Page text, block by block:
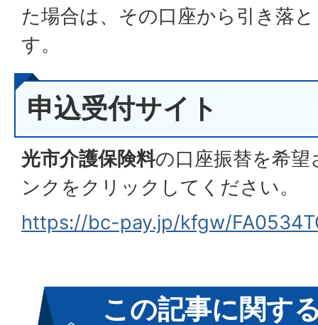
た場合は、その口座から引き落
す。
申込受付サイト
光市介護保険料の口座振替を希
ンクをクリックしてください。
https://bc-pay.jp/kfgw/
この記事に関す